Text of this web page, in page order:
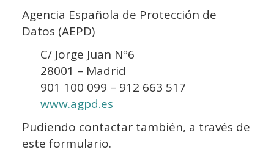
Agencia Española de Protección de
Datos (AEPD)
C/ Jorge Juan Nº6
28001 – Madrid
901 100 099 – 912 663 517
www.agpd.es
Pudiendo contactar también, a través de
este formulario.